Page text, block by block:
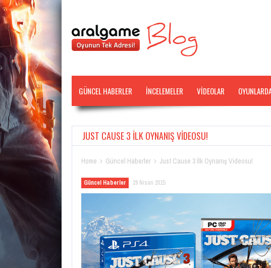
GÜNCEL HABERLER İNCELEMELER VİDEOLAR
JUST CAUSE 3 İLK OYNANIŞ VIDEOSU!
Home  Güncel Haberler  Just Cause 3 İlk Oynanış Videosu!
Güncel Haberler 29 Nisan 2015